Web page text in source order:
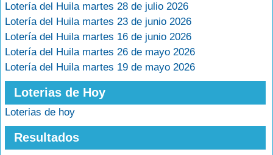
Lotería del Huila martes 28 de julio 2026
Lotería del Huila martes 23 de junio 2026
Lotería del Huila martes 16 de junio 2026
Lotería del Huila martes 26 de mayo 2026
Lotería del Huila martes 19 de mayo 2026
Loterias de Hoy
Loterias de hoy
Resultados